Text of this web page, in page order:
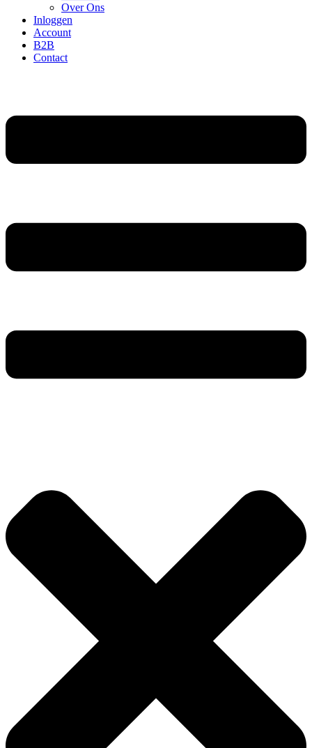
Over Ons
Inloggen
Account
B2B
Contact